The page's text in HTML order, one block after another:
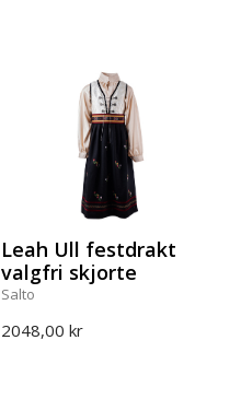
Leah Ull festdrakt
valgfri skjorte
Salto
2048,00 kr